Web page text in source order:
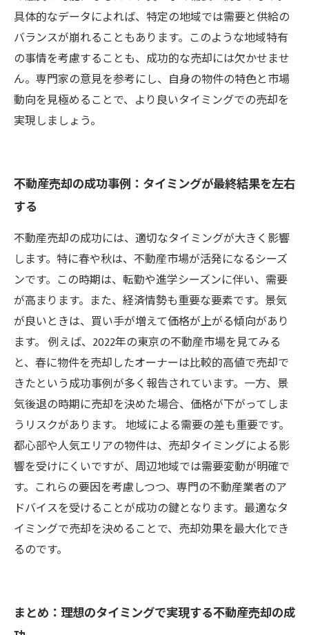
具体的なデータによれば、特定の地域では需要と供給の
バランスが崩れることもあります。このような地域特有
の事情を考慮することも、成功的な売却には欠かせませ
ん。専門家の意見を参考にし、自身の物件の特色と市場
動向を見極めることで、より良いタイミングでの売却を
実現しましょう。
不動産売却の成功事例：タイミングが最終結果を左右
する
不動産売却の成功には、適切なタイミングが大きく影響
します。特に春や秋は、不動産市場が活発になるシーズ
ンです。この時期は、転勤や進学シーズンに伴い、需要
が高まります。また、経済情勢も重要な要素です。景気
が良いときは、買い手が増えて価格が上がる傾向があり
ます。 例えば、2022年の東京の不動産市場を見てみる
と、春に物件を売却したオーナーは比較的高値で売却で
きたという成功事例が多く報告されています。一方、景
気後退の時期に売却を決めた場合、価格が下がってしま
うリスクがあります。 地域による需要の差も重要です。
都心部や人気エリアの物件は、売却タイミングによる影
響を受けにくいですが、周辺地域では需要変動が明確で
す。これらの要因を考慮しつつ、専門の不動産業者のア
ドバイスを受けることが成功の鍵となります。最適なタ
イミングで売却を決めることで、売却効果を最大化でき
るのです。
まとめ：理想のタイミングで実現する不動産売却の成